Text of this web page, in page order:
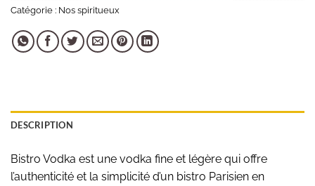
Catégorie : Nos spiritueux
DESCRIPTION
Bistro Vodka est une vodka fine et légère qui offre
l’authenticité et la simplicité d’un bistro Parisien en